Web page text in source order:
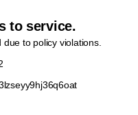
to service.
to policy violations.